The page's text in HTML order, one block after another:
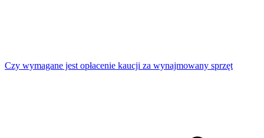
Czy wymagane jest opłacenie kaucji za wynajmowany sprzęt